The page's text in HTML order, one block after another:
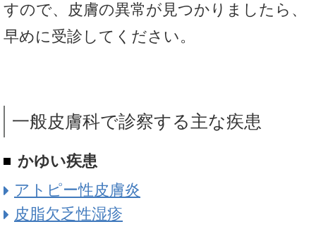
すので、皮膚の異常が見つかりましたら、
早めに受診してください。
一般皮膚科で診察する主な疾患
かゆい疾患
アトピー性皮膚炎
皮脂欠乏性湿疹